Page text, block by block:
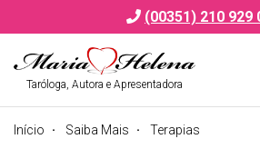
(00351) 210 929
Taróloga, Autora e Apresentadora
Início Saiba Mais
Terapias